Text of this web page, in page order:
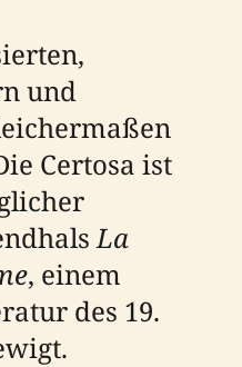
und
Certosa ist
La
, einem
des 19.